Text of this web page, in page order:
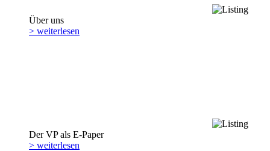
Über uns
> weiterlesen
Der VP als E-Paper
> weiterlesen